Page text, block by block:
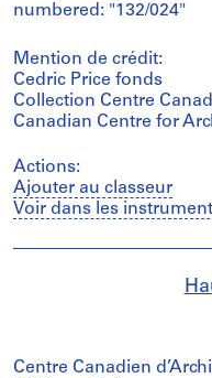
numbered: "132/024"
Mention de crédit:
Cedric Price fonds
Collection Centre
Canadian Centre for
Actions:
Ajouter au classeur
Voir dans les
Centre Canadien